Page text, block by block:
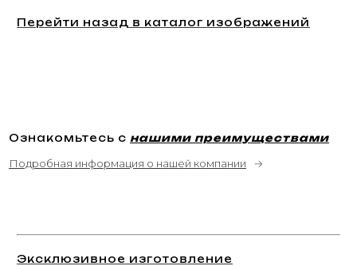
Перейти назад в каталог изображений
Ознакомьтесь с нашими преимуществами
Подробная информация о нашей компании →
Эксклюзивное изготовление